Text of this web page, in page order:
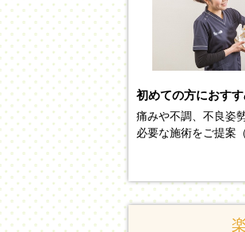
初めての方におす
痛みや不調、不良姿
必要な施術をご提案